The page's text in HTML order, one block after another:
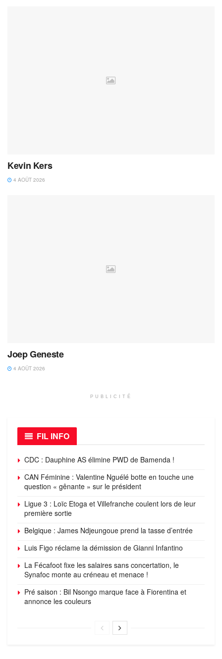
Kevin Kers
4 AOÛT 2026
Joep Geneste
4 AOÛT 2026
PUBLICITÉ
FIL INFO
CDC : Dauphine AS élimine PWD de Bamenda !
CAN Féminine : Valentine Nguélé botte en touche une
question « gênante » sur le président
Ligue 3 : Loïc Etoga et Villefranche coulent lors de leur
première sortie
Belgique : James Ndjeungoue prend la tasse d’entrée
Luis Figo réclame la démission de Gianni Infantino
La Fécafoot fixe les salaires sans concertation, le
Synafoc monte au créneau et menace !
Pré saison : Bil Nsongo marque face à Fiorentina et
annonce les couleurs